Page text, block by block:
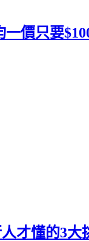
一價只要
才懂的3大